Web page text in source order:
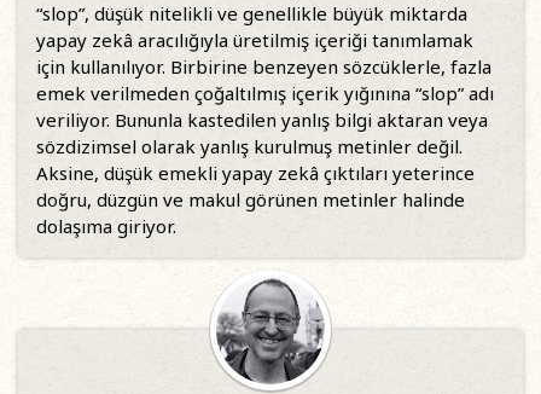
“slop”, düşük nitelikli ve genellikle büyük miktarda
yapay zekâ aracılığıyla üretilmiş içeriği tanımlamak
için kullanılıyor. Birbirine benzeyen sözcüklerle, fazla
emek verilmeden çoğaltılmış içerik yığınına “slop” adı
veriliyor. Bununla kastedilen yanlış bilgi aktaran veya
sözdizimsel olarak yanlış kurulmuş metinler değil.
Aksine, düşük emekli yapay zekâ çıktıları yeterince
doğru, düzgün ve makul görünen metinler halinde
dolaşıma giriyor.